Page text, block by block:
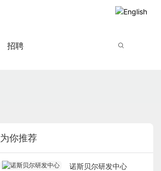
招聘
为你推荐
诺斯贝尔研发中心